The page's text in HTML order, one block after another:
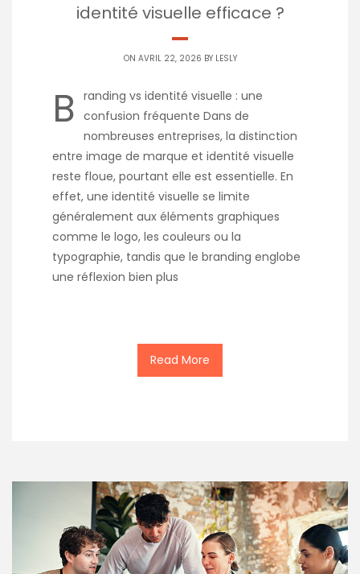
identité visuelle efficace ?
ON AVRIL 22, 2026 BY LESLY
B randing vs identité visuelle : une
confusion fréquente Dans de
nombreuses entreprises, la distinction
entre image de marque et identité visuelle
reste floue, pourtant elle est essentielle. En
effet, une identité visuelle se limite
généralement aux éléments graphiques
comme le logo, les couleurs ou la
typographie, tandis que le branding englobe
une réflexion bien plus
Read More